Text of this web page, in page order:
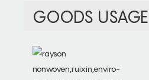
GOODS USAGE